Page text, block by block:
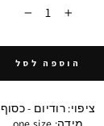
+
הוספה לסל
ציפוי: רודיום - כסוף